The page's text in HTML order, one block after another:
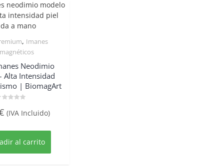
View
, Imanes
Neodimio
Alta Intensidad
| BiomagArt
(IVA Incluido)
al carrito